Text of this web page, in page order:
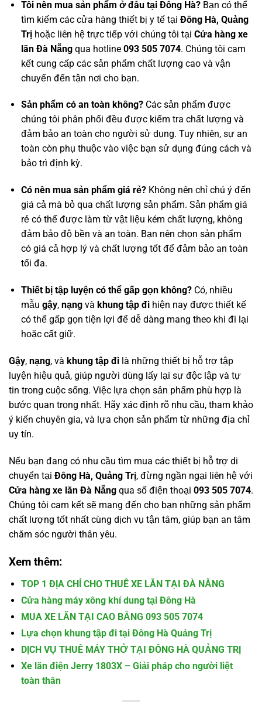
Tôi nên mua sản phẩm ở đâu tại Đông Hà?Bạn có thể
tìm kiếm các cửa hàng thiết bị y tế tại Đông Hà, Quảng
Trịhoặc liên hệ trực tiếp với chúng tôi tại Cửa hàng xe
lăn Đà Nẵngqua hotline 093 505 7074. Chúng tôi cam
kết cung cấp các sản phẩm chất lượng cao và vận
chuyển đến tận nơi cho bạn.
Sản phẩm có an toàn không?Các sản phẩm được
chúng tôi phân phối đều được kiểm tra chất lượng và
đảm bảo an toàn cho người sử dụng. Tuy nhiên, sự an
toàn còn phụ thuộc vào việc bạn sử dụng đúng cách và
bảo trì định kỳ.
Có nên mua sản phẩm giá rẻ?Không nên chỉ chú ý đến
giá cả mà bỏ qua chất lượng sản phẩm. Sản phẩm giá
rẻ có thể được làm từ vật liệu kém chất lượng, không
đảm bảo độ bền và an toàn. Bạn nên chọn sản phẩm
có giá cả hợp lý và chất lượng tốt để đảm bảo an toàn
tối đa.
Thiết bị tập luyện có thể gấp gọn không?Có, nhiều
mẫu gậy, nạngvà khung tập đihiện nay được thiết kế
có thể gấp gọn tiện lợi để dễ dàng mang theo khi đi lại
hoặc cất giữ.
Gậy, nạng, và khung tập đi là những thiết bị hỗ trợ tập
luyện hiệu quả, giúp người dùng lấy lại sự độc lập và tự
tin trong cuộc sống. Việc lựa chọn sản phẩm phù hợp là
bước quan trọng nhất. Hãy xác định rõ nhu cầu, tham khảo
ý kiến chuyên gia, và lựa chọn sản phẩm từ những địa chỉ
uy tín.
Nếu bạn đang có nhu cầu tìm mua các thiết bị hỗ trợ di
chuyển tại Đông Hà, Quảng Trị, đừng ngần ngại liên hệ với
Cửa hàng xe lăn Đà Nẵng qua số điện thoại 093 505 7074.
Chúng tôi cam kết sẽ mang đến cho bạn những sản phẩm
chất lượng tốt nhất cùng dịch vụ tận tâm, giúp bạn an tâm
chăm sóc người thân yêu.
Xem thêm:
TOP 1 ĐỊA CHỈ CHO THUÊ XE LĂN TẠI ĐÀ NẴNG
Cửa hàng máy xông khí dung tại Đông Hà
MUA XE LĂN TẠI CAO BẰNG 093 505 7074
Lựa chọn khung tập đi tại Đông Hà Quảng Trị
DỊCH VỤ THUÊ MÁY THỞ TẠI ĐÔNG HÀ QUẢNG TRỊ
Xe lăn điện Jerry 1803X – Giải pháp cho người liệt
toàn thân